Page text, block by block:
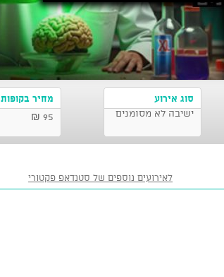
סוג אירוע
ישיבה לא מסומנים
מחיר בקופות
95 ₪
לאירועים נוספים של סטנדאפ פקטורי